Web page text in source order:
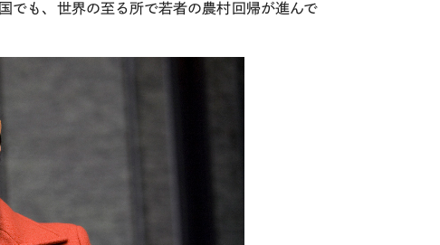
でも、世界の至る所で若者の農村回帰が進んで